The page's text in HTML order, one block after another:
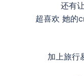
还有
超喜欢 她的
加上旅行